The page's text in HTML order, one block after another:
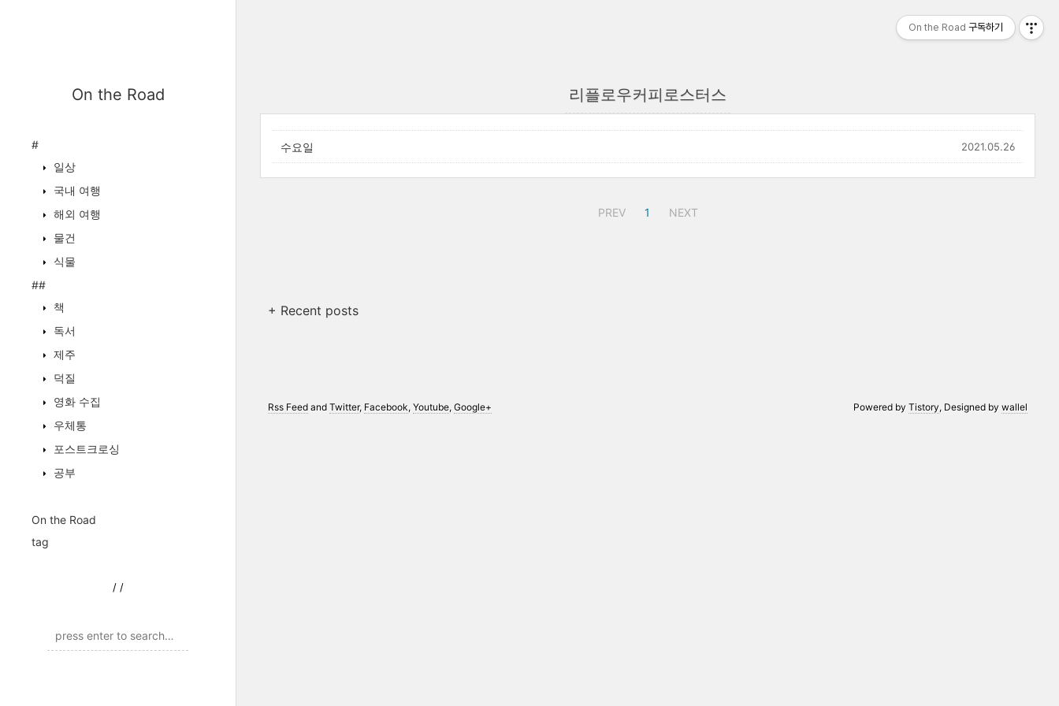
On the Road
#
일상
국내 여행
해외 여행
물건
식물
##
책
독서
제주
덕질
영화 수집
우체통
포스트크로싱
공부
On the Road
tag
/ /
리플로우커피로스터스
수요일 2021.05.26
PREV 1 NEXT
+ Recent posts
Powered byTistory, Designed bywallel
Rss Feedand Twitter, Facebook, Youtube, Google+
On the Road 구독하기